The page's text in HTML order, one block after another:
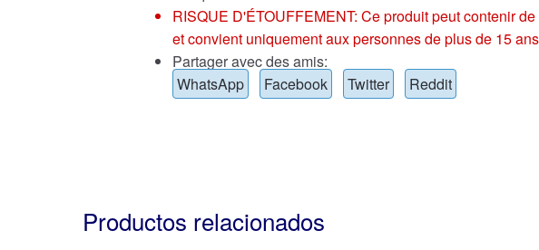
RISQUE D'ÉTOUFFEMENT: Ce produit peut contenir
et convient uniquement aux personnes de plus de 15
Partager avec des amis:
WhatsApp
Facebook Twitter Reddit
Productos relacionados